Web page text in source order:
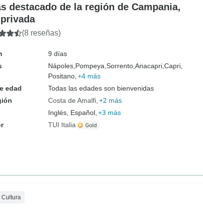
destacado de la región de Campania,
(8 reseñas)
9 días
Nápoles, Pompeya, Sorrento, Anacapri, Capri,
Positano, +4 más
edad
Todas las edades son bienvenidas
Costa de Amalfi +2 más
Inglés, Español, +3 más
TUI Italia
Cultura